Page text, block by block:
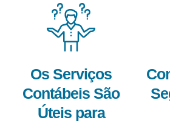
Os Serviços
Contábeis São
Úteis para